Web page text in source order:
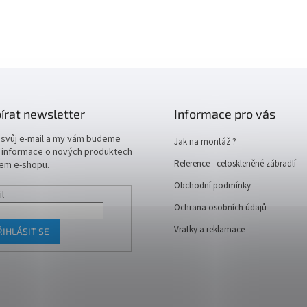
newsletter
e-mail a my vám budeme
o nových produktech
e-shopu.
SE
Informace pro vás
Jak na montáž ?
Reference - celoskleněné zábradlí
Obchodní podmínky
Ochrana osobních údajů
Vratky a reklamace